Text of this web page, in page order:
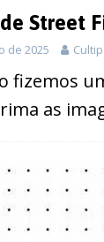
Street
de 2025
fizemos
as